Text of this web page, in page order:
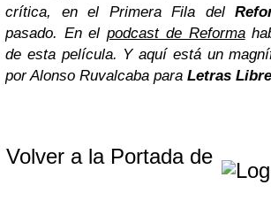
crítica, en el Primera Fila del
pasado. En elpodcast de Reforma
de esta película. Yaquí estáun
por Alonso Ruvalcaba para Letras
Volver a la Portada de